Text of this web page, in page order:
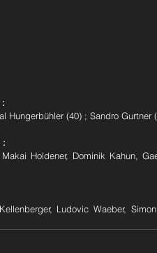
:
Hungerbühler (40) ; Sandro
:
Holdener, Dominik Kahun,
Ludovic Waeber,